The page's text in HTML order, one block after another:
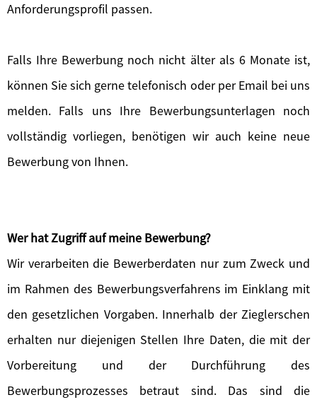
Anforderungsprofil passen.
Falls Ihre Bewerbung noch nicht älter als 6 Monate ist,
können Sie sich gerne telefonisch oder per Email bei uns
melden. Falls uns Ihre Bewerbungsunterlagen noch
vollständig vorliegen, benötigen wir auch keine neue
Bewerbung von Ihnen.
Wer hat Zugriff auf meine Bewerbung?
Wir verarbeiten die Bewerberdaten nur zum Zweck und
im Rahmen des Bewerbungsverfahrens im Einklang mit
den gesetzlichen Vorgaben. Innerhalb der Zieglerschen
erhalten nur diejenigen Stellen Ihre Daten, die mit der
Vorbereitung und der Durchführung des
Bewerbungsprozesses betraut sind. Das sind die